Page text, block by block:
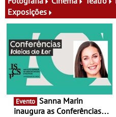
Exposições
Evento
inaugura as Conferências